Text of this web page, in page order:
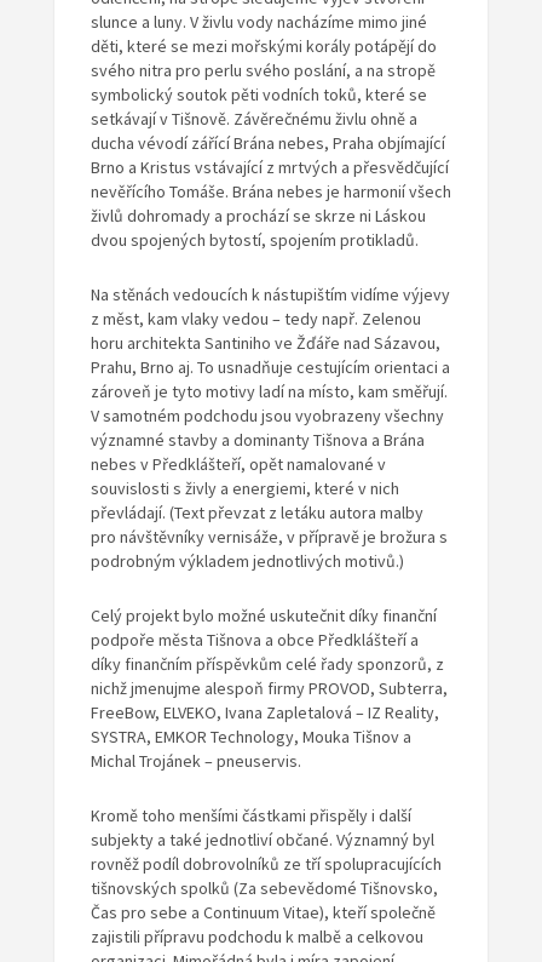
slunce a luny. V živlu vody nacházíme mimo jiné
děti, které se mezi mořskými korály potápějí do
svého nitra pro perlu svého poslání, a na stropě
symbolický soutok pěti vodních toků, které se
setkávají v Tišnově. Závěrečnému živlu ohně a
ducha vévodí zářící Brána nebes, Praha objímající
Brno a Kristus vstávající z mrtvých a přesvědčující
nevěřícího Tomáše. Brána nebes je harmonií všech
živlů dohromady a prochází se skrze ni Láskou
dvou spojených bytostí, spojením protikladů.
Na stěnách vedoucích k nástupištím vidíme výjevy
z měst, kam vlaky vedou – tedy např. Zelenou
horu architekta Santiniho ve Žďáře nad Sázavou,
Prahu, Brno aj. To usnadňuje cestujícím orientaci a
zároveň je tyto motivy ladí na místo, kam směřují.
V samotném podchodu jsou vyobrazeny všechny
významné stavby a dominanty Tišnova a Brána
nebes v Předklášteří, opět namalované v
souvislosti s živly a energiemi, které v nich
převládají. (Text převzat z letáku autora malby
pro návštěvníky vernisáže, v přípravě je brožura s
podrobným výkladem jednotlivých motivů.)
Celý projekt bylo možné uskutečnit díky finanční
podpoře města Tišnova a obce Předklášteří a
díky finančním příspěvkům celé řady sponzorů, z
nichž jmenujme alespoň firmy PROVOD, Subterra,
FreeBow, ELVEKO, Ivana Zapletalová – IZ Reality,
SYSTRA, EMKOR Technology, Mouka Tišnov a
Michal Trojánek – pneuservis.
Kromě toho menšími částkami přispěly i další
subjekty a také jednotliví občané. Významný byl
rovněž podíl dobrovolníků ze tří spolupracujících
tišnovských spolků (Za sebevědomé Tišnovsko,
Čas pro sebe a Continuum Vitae), kteří společně
zajistili přípravu podchodu k malbě a celkovou